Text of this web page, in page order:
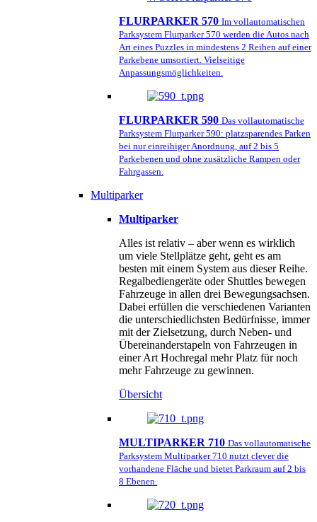
FLURPARKER 570 Im vollautomatischen
Parksystem Flurparker 570 werden die Autos nach
Art eines Puzzles in mindestens 2 Reihen auf einer
Parkebene umsortiert. Vielseitige
Anpassungsmöglichkeiten.
FLURPARKER 590 Das vollautomatische
Parksystem Flurparker 590: platzsparendes Parken
bei nur einreihiger Anordnung, auf 2 bis 5
Parkebenen und ohne zusätzliche Rampen oder
Fahrgassen.
Multiparker
Multiparker
Alles ist relativ – aber wenn es wirklich
um viele Stellplätze geht, geht es am
besten mit einem System aus dieser Reihe.
Regalbediengeräte oder Shuttles bewegen
Fahrzeuge in allen drei Bewegungsachsen.
Dabei erfüllen die verschiedenen Varianten
die unterschiedlichsten Bedürfnisse, immer
mit der Zielsetzung, durch Neben- und
Übereinanderstapeln von Fahrzeugen in
einer Art Hochregal mehr Platz für noch
mehr Fahrzeuge zu gewinnen.
Übersicht
MULTIPARKER 710 Das vollautomatische
Parksystem Multiparker 710 nutzt clever die
vorhandene Fläche und bietet Parkraum auf 2 bis
8 Ebenen.